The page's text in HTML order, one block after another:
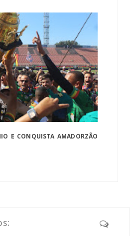
E CONQUISTA AMADORZÃO